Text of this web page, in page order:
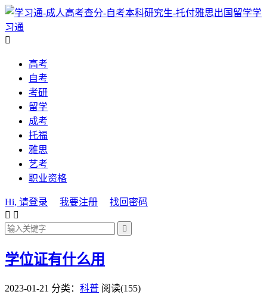
学
习通

高考
自考
考研
留学
成考
托福
雅思
艺考
职业资格
Hi, 请登录 我要注册
找回密码
 

学位证有什么用
2023-01-21 分类： 科普 阅读(155)